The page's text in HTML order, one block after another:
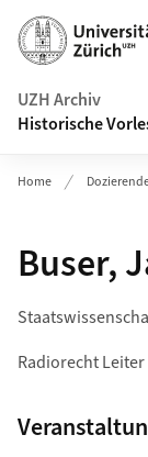
Navigation auf
UZH Archiv
Historische
Home
Buser,
Radiorecht